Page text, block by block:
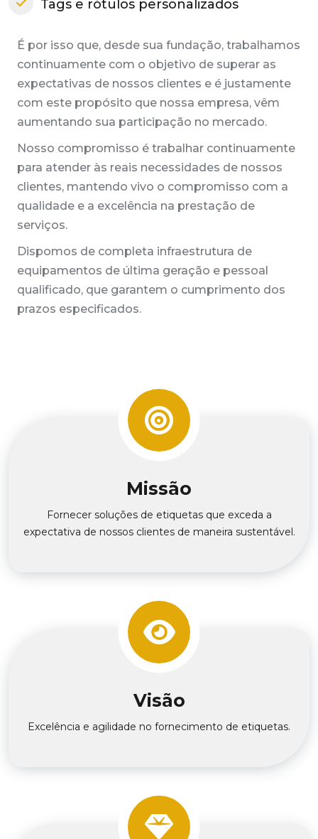
Tags e rótulos personalizados
É por isso que, desde sua fundação, trabalhamos
continuamente com o objetivo de superar as
expectativas de nossos clientes e é justamente
com este propósito que nossa empresa, vêm
aumentando sua participação no mercado.
Nosso compromisso é trabalhar continuamente
para atender às reais necessidades de nossos
clientes, mantendo vivo o compromisso com a
qualidade e a excelência na prestação de
serviços.
Dispomos de completa infraestrutura de
equipamentos de última geração e pessoal
qualificado, que garantem o cumprimento dos
prazos especificados.
Missão
Fornecer soluções de etiquetas que exceda a
expectativa de nossos clientes de maneira sustentável.
Visão
Excelência e agilidade no fornecimento de etiquetas.